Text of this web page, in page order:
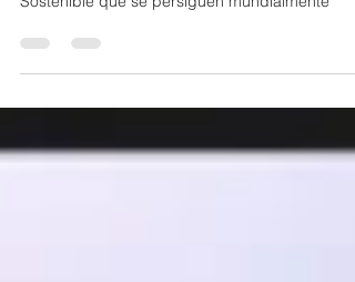
Sostenible que se persiguen mundialmente